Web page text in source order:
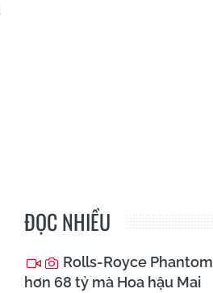
ĐỌC NHIỀU
Rolls-Royce Phantom
hơn 68 tỷ mà Hoa hậu Mai